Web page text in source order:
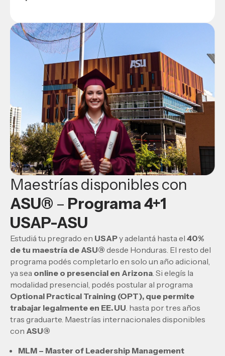
Maestrías disponibles con
ASU® – Programa 4+1
USAP-ASU
Estudiá tu pregrado en USAPy adelantá hasta el 40%
de tu maestría de ASU® desde Honduras. El resto del
programa podés completarlo en solo un año adicional,
ya sea online o presencial en Arizona . Si elegís la
modalidad presencial, podés postular al programa
Optional Practical Training (OPT), que permite
trabajar legalmente en EE. UU . hasta por tres años
tras graduarte. Maestrías internacionales disponibles
con ASU®
MLM – Master of Leadership Management